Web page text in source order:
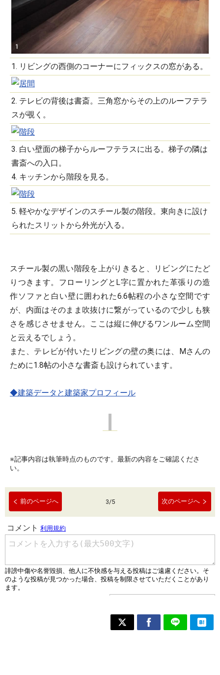
1. リビングの西側のコーナーにフィックスの窓がある。
2. テレビの背後は書斎。三角窓からその上のルーフテラ
スが覗く。
3. 白い壁面の梯子からルーフテラスに出る。梯子の隣は
書斎への入口。
4. キッチンから階段を見る。
5. 軽やかなデザインのスチール製の階段。東向きに設け
られたスリットから外光が入る。
スチール製の黒い階段を上がりきると、リビングにたど
りつきます。フローリングとL字に置かれた革張りの造
作ソファと白い壁に囲われた6.6帖程の小さな空間です
が、内面はそのまま吹抜けに繋がっているので少しも狭
さを感じさせません。ここは縦に伸びるワンルーム空間
と云えるでしょう。
また、テレビが付いたリビングの壁の奥には、Mさんの
ために1.8帖の小さな書斎も設けられています。
◆建築データと建築家プロフィール
※記事内容は執筆時点のものです。最新の内容をご確認くださ
い。
前のページへ 3/5 次のページへ